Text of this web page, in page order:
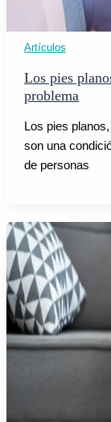
Artículos
Los pies
problema
Los pies
son una
de personas